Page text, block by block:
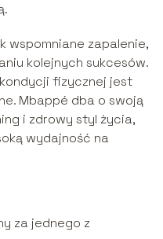
wspomniane zapalenie,
kolejnych sukcesów.
fizycznej jest
Mbappé dba o swoją
i zdrowy styl życia,
wydajność na
za jednego z